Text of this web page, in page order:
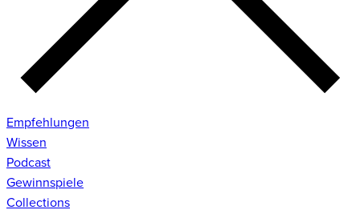
Empfehlungen
Wissen
Podcast
Gewinnspiele
Collections